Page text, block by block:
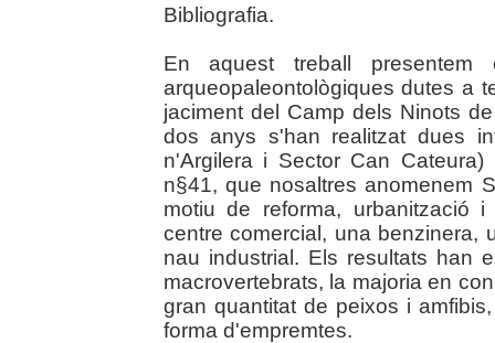
Bibliografia.
En aquest treball
arqueopaleontològiques dutes a
jaciment del Camp dels Ninots
dos anys s'han realitzat dues
n'Argilera i Sector Can
n§41, que nosaltres anomenem
motiu de reforma, urbanització
centre comercial, una benzinera,
nau industrial. Els resultats han
macrovertebrats, la majoria en
gran quantitat de peixos i
forma d'empremtes.